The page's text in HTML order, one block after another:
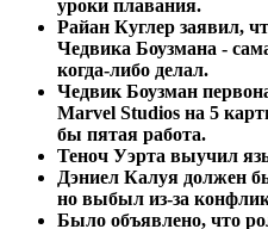
уроки плавания.
Райан Куглер заявил,
Чедвика Боузмана -
когда-либо делал.
Чедвик Боузман
Marvel Studios на 5
бы пятая работа.
Теноч Уэрта выучил
Дэниел Калуя должен
но выбыл из-за
Было объявлено, что